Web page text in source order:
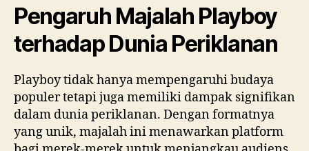
Pengaruh Majalah Playboy
terhadap Dunia Periklanan
Playboy tidak hanya mempengaruhi budaya
populer tetapi juga memiliki dampak signifikan
dalam dunia periklanan. Dengan formatnya
yang unik, majalah ini menawarkan platform